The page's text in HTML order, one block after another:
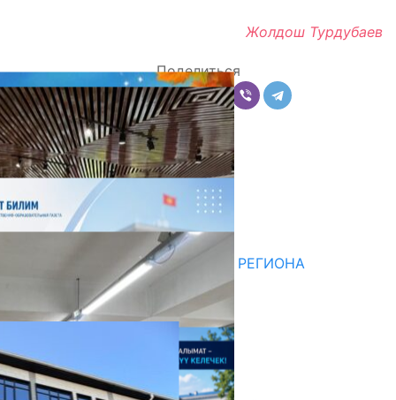
Жолдош Турдубаев
Поделиться
Комментарии
Последние новости
НЕДЕЛЯ В ОБЗОРЕ
07.08.2026
ДЛЯ МЕТОДИСТОВ ЮЖНОГО РЕГИОНА
НАЧАЛОСЬ ОБУЧЕНИЕ
05.08.2026
31.07.2026
Абитуриент